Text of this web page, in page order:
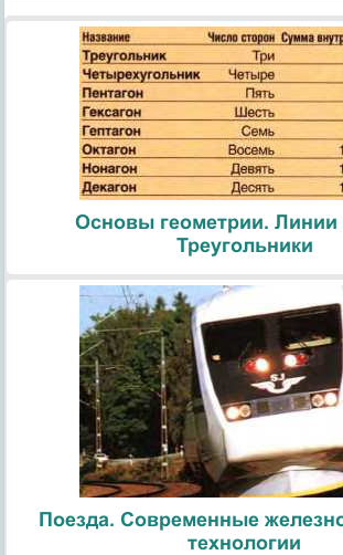
Основы геометрии. Линии
Треугольники
Поезда. Современные
технологии